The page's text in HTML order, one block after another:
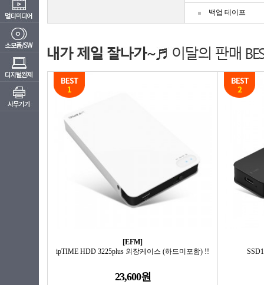
백업 테이프
[EFM]
ipTIME HDD 3225plus 외장케이스 (하드미포함) !!
23,600원